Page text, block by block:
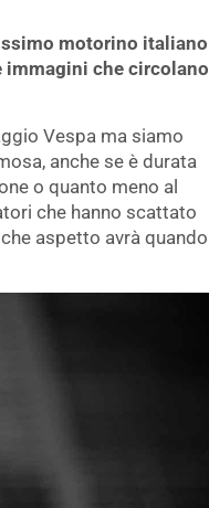
motorino italiano
immagini che circolano
Vespa ma siamo
anche se è durata
o quanto meno al
che hanno scattato
aspetto avrà quando